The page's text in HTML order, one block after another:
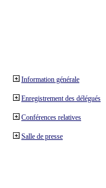
Information générale
Enregistrement des délégués
Conférences relatives
Salle de presse